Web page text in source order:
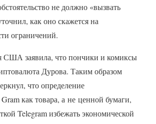
не должно «вызвать
как оно скажется на
ограничений.
США заявила, что пончики и комиксы
Дурова. Таким образом
что определение
как товара, а не ценной бумаги,
Telegram избежать экономической